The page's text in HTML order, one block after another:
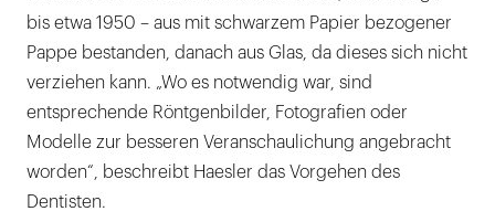
bis etwa 1950 – aus mit schwarzem Papier bezogener
Pappe bestanden, danach aus Glas, da dieses sich nicht
verziehen kann. „Wo es notwendig war, sind
entsprechende Röntgenbilder, Fotografien oder
Modelle zur besseren Veranschaulichung angebracht
worden“, beschreibt Haesler das Vorgehen des
Dentisten.